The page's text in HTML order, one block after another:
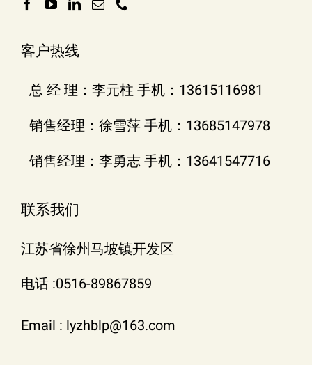
客户热线
总 经 理：李元柱 手机：13615116981
销售经理：徐雪萍 手机：13685147978
销售经理：李勇志 手机：13641547716
联系我们
江苏省徐州马坡镇开发区
电话 :0516-89867859
Email : lyzhblp@163.com